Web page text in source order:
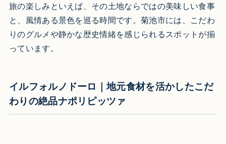
旅の楽しみといえば、その土地ならではの美味しい食事
と、風情ある景色を巡る時間です。菊池市には、こだわ
りのグルメや静かな歴史情緒を感じられるスポットが揃
っています。
イルフォルノドーロ｜地元食材を活かしたこだ
わりの絶品ナポリピッツァ